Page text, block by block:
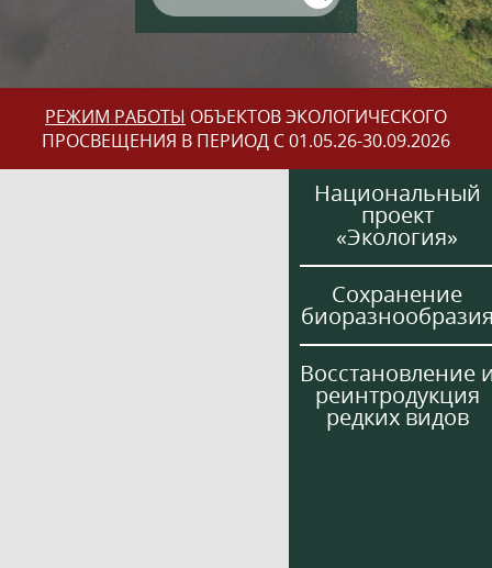
РЕЖИМ РАБОТЫ ОБЪЕКТОВ ЭКОЛОГИЧЕСКОГО
ПРОСВЕЩЕНИЯ В ПЕРИОД С 01.05.26-30.09.2026
Национальный
проект
«Экология»
Сохранение
Восстановление
реинтродукция
редких видов